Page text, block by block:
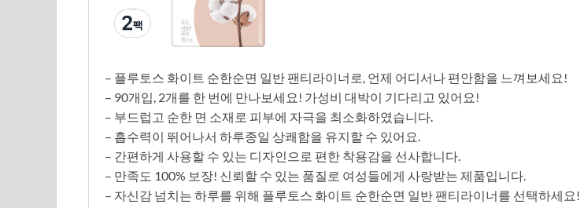
– 플루토스 화이트 순한순면 일반 팬티라이너로, 언제 어디서나 편안함을 느껴보세요!
– 90개입, 2개를 한 번에 만나보세요! 가성비 대박이 기다리고 있어요!
– 부드럽고 순한 면 소재로 피부에 자극을 최소화하였습니다.
– 흡수력이 뛰어나서 하루종일 상쾌함을 유지할 수 있어요.
– 간편하게 사용할 수 있는 디자인으로 편한 착용감을 선사합니다.
– 만족도 100% 보장! 신뢰할 수 있는 품질로 여성들에게 사랑받는 제품입니다.
– 자신감 넘치는 하루를 위해 플루토스 화이트 순한순면 일반 팬티라이너를 선택하세요!